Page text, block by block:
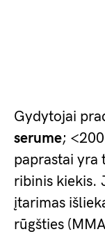
Gydytojai
serume;
paprastai yra
ribinis kiekis.
įtarimas
rūgšties